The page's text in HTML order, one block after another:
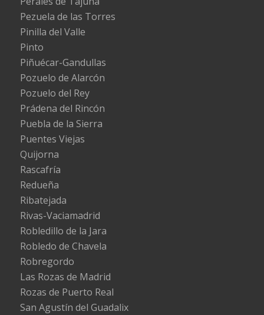
Pezuela de las Torres
Pinilla del Valle
Pinto
Piñuécar-Gandullas
Pozuelo de Alarcón
Pozuelo del Rey
Prádena del Rincón
Puebla de la Sierra
Puentes Viejas
Quijorna
Rascafría
Redueña
Ribatejada
Rivas-Vaciamadrid
Robledillo de la Jara
Robledo de Chavela
Robregordo
Las Rozas de Madrid
Rozas de Puerto Real
San Agustín del Guadalix